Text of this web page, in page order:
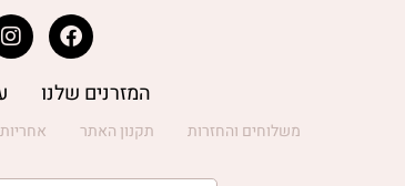
המזרנים שלנו
משלוחים והחזרות תקנון האתר אחריות